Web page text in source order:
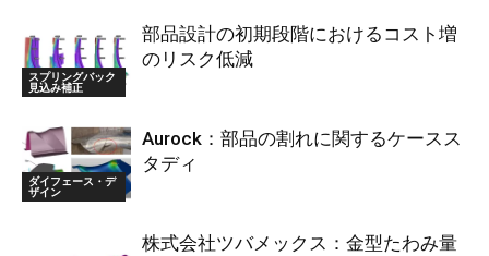
スプリングバック
見込み補正
部品設計の初期段階におけるコスト増
のリスク低減
ダイフェース・デ
ザイン
Aurock：部品の割れに関するケースス
タディ
株式会社ツバメックス：金型たわみ量